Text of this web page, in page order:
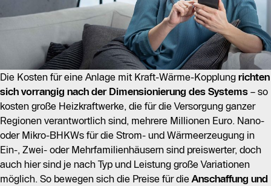
Die Kosten für eine Anlage mit Kraft-Wärme-Kopplung richten
sich vorrangig nach der Dimensionierung des Systems – so
kosten große Heizkraftwerke, die für die Versorgung ganzer
Regionen verantwortlich sind, mehrere Millionen Euro. Nano-
oder Mikro-BHKWs für die Strom- und Wärmeerzeugung in
Ein-, Zwei- oder Mehrfamilienhäusern sind preiswerter, doch
auch hier sind je nach Typ und Leistung große Variationen
möglich. So bewegen sich die Preise für die Anschaffung und